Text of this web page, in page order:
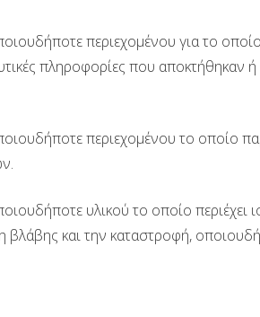
περιεχομένου για το
πληροφορίες που
περιεχομένου το οποίο
υλικού το οποίο περιέχει
και την καταστροφή,